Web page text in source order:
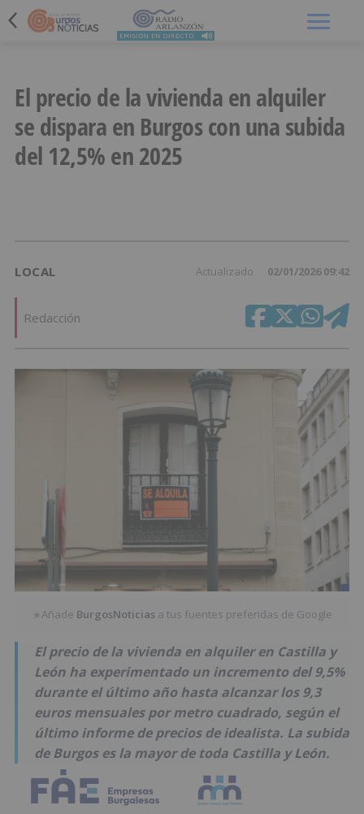
El precio de la vivienda en alquiler
se dispara en Burgos con una subida
del 12,5% en 2025
LOCAL Actualizado 02/01/2026 09:42
Redacción
★Añade BurgosNoticias a tus fuentes preferidas de Google
El precio de la vivienda en alquiler en Castilla y
León ha experimentado un incremento del 9,5%
durante el último año hasta alcanzar los 9,3
euros mensuales por metro cuadrado, según el
último informe de precios de idealista. La subida
de Burgos es la mayor de toda Castilla y León.